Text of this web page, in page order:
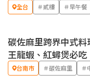
全台 ＃貳樓 ＃早午餐
碳佐麻里跨界中式
王龍蝦、紅蟳煲必吃
台南市 ＃碳佐麻里 ＃